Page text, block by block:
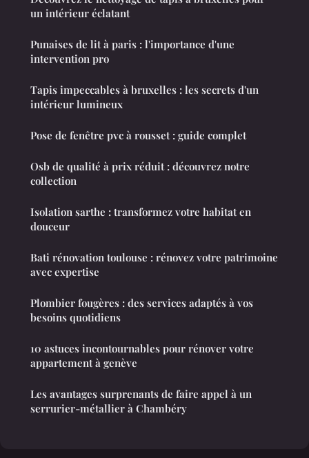
un intérieur éclatant
Punaises de lit à paris : l'importance d'une
intervention pro
Tapis impeccables à bruxelles : les secrets d'un
intérieur lumineux
Pose de fenêtre pvc à rousset : guide complet
Osb de qualité à prix réduit : découvrez notre
collection
Isolation sarthe : transformez votre habitat en
douceur
Bati rénovation toulouse : rénovez votre patrimoine
avec expertise
Plombier fougères : des services adaptés à vos
besoins quotidiens
10 astuces incontournables pour rénover votre
appartement à genève
Les avantages surprenants de faire appel à un
serrurier-métallier à Chambéry